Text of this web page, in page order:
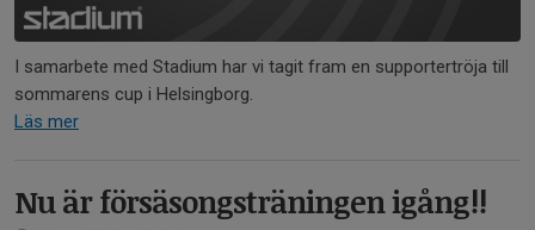
I samarbete med Stadium har vi tagit fram en supportertröja till
sommarens cup i Helsingborg.
Läs mer
Nu är försäsongsträningen igång!!